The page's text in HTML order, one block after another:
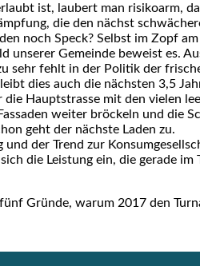
ist, lau­bert man risi­ko­arm,
die den nächst
noch Speck? Selbst im Zopf
unse­rer Gemein­de beweist es.
sehr fehlt in der Poli­tik der
dies auch die nächs­ten 3,5
die Haupt­stras­se mit den vie­len
wei­ter brö­ckeln und
geht der nächs­te Laden zu.
und der Trend zur
die Leis­tung ein, die gera­de
Grün­de, war­um 2017 den